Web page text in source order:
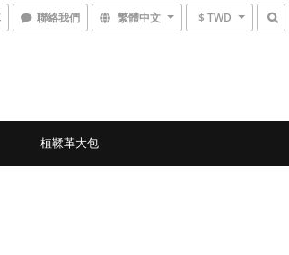
聯絡我們 繁體中文 $ TWD
植鞣革大包